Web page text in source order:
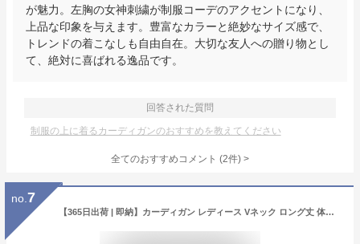
が魅力。左胸の女神刺繍が制服コーデのアクセントになり、
上品な印象を与えます。豊富なカラーと絶妙なサイズ感で、
トレンドの着こなしも自由自在。大切な友人への贈り物とし
て、絶対に喜ばれる逸品です。
回答された質問
制服の上に着るカーディガンのおすすめを教えてください
全てのおすすめコメント (2件) >
no. 7
【365日出荷 | 即納】カーディガン レディース Vネック ロング丈 体型カバー きれいめ 秋 ニット 事務服 洗える 薄手 無地 ニット ロング カーデ シンプル 羽織り 大きいサイズ 会社 オフィス 制服 冷え対策【送料無料】KC522281